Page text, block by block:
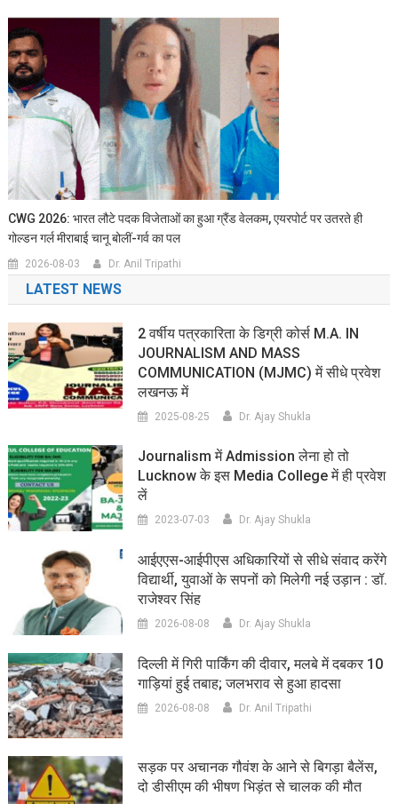
CWG 2026: भारत लौटे पदक विजेताओं का हुआ ग्रैंड वेलकम, एयरपोर्ट पर उतरते ही
गोल्डन गर्ल मीराबाई चानू बोलीं-गर्व का पल
2026-08-03 Dr. Anil Tripathi
LATEST NEWS
2 वर्षीय पत्रकारिता के डिग्री कोर्स M.A. IN
JOURNALISM AND MASS
COMMUNICATION (MJMC) में सीधे प्रवेश
लखनऊ में
2025-08-25 Dr. Ajay Shukla
Journalism में Admission लेना हो तो
Lucknow के इस Media College में ही प्रवेश
लें
2023-07-03 Dr. Ajay Shukla
आईएएस-आईपीएस अधिकारियों से सीधे संवाद करेंगे
विद्यार्थी, युवाओं के सपनों को मिलेगी नई उड़ान : डॉ.
राजेश्वर सिंह
2026-08-08 Dr. Ajay Shukla
दिल्ली में गिरी पार्किंग की दीवार, मलबे में दबकर 10
गाड़ियां हुई तबाह; जलभराव से हुआ हादसा
2026-08-08 Dr. Anil Tripathi
सड़क पर अचानक गौवंश के आने से बिगड़ा बैलेंस,
दो डीसीएम की भीषण भिड़ंत से चालक की मौत